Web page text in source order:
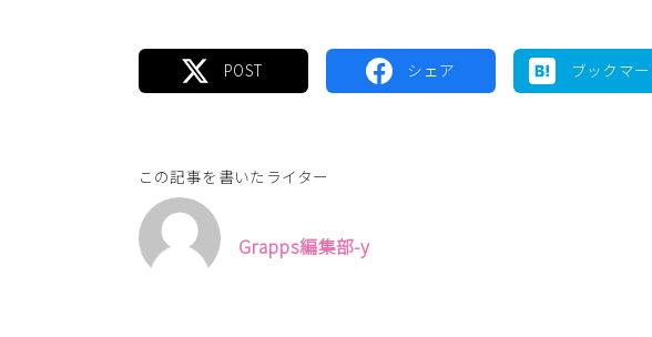
この記事を書いたライター
Grapps編集部-y